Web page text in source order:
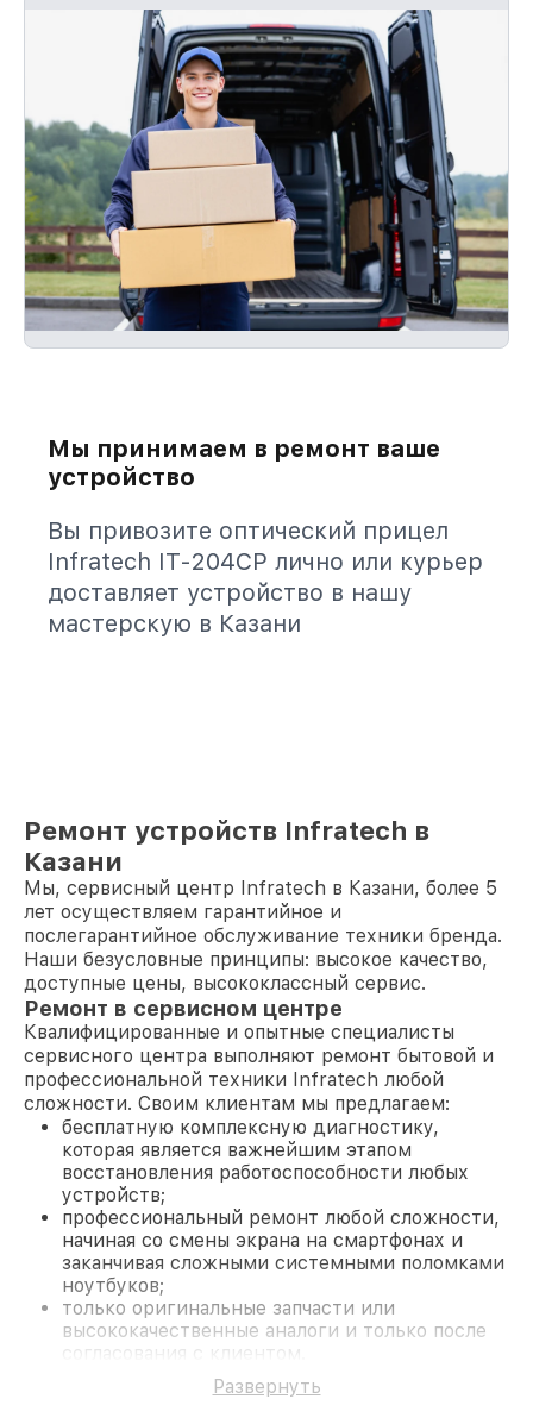
Мы принимаем в ремонт ваше
устройство
Вы привозите оптический прицел
Infratech IT-204CP лично или курьер
доставляет устройство в нашу
мастерскую в Казани
Ремонт устройств Infratech в
Казани
Мы, сервисный центр Infratech в Казани, более 5
лет осуществляем гарантийное и
послегарантийное обслуживание техники бренда.
Наши безусловные принципы: высокое качество,
доступные цены, высококлассный сервис.
Ремонт в сервисном центре
Квалифицированные и опытные специалисты
сервисного центра выполняют ремонт бытовой и
профессиональной техники Infratech любой
сложности. Своим клиентам мы предлагаем:
бесплатную комплексную диагностику,
которая является важнейшим этапом
восстановления работоспособности любых
устройств;
профессиональный ремонт любой сложности,
начиная со смены экрана на смартфонах и
заканчивая сложными системными поломками
ноутбуков;
только оригинальные запчасти или
высококачественные аналоги и только после
согласования с клиентом.
На все работы и замененные комплектующие
предоставляется длительная гарантия. В случае
Развернуть